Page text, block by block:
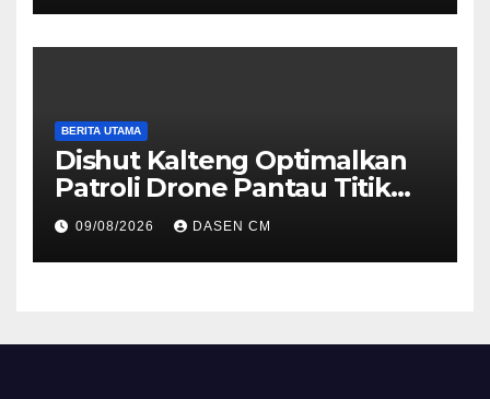
BERITA UTAMA
Dishut Kalteng Optimalkan
Patroli Drone Pantau Titik
Api, Gerak Cepat tlTangani
Karhutla
09/08/2026 DASEN CM